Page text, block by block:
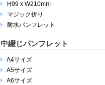
H99 x W210mm
マジック折り
耐水パンフレット
中綴じパンフレット
A4サイズ
A5サイズ
A6サイズ